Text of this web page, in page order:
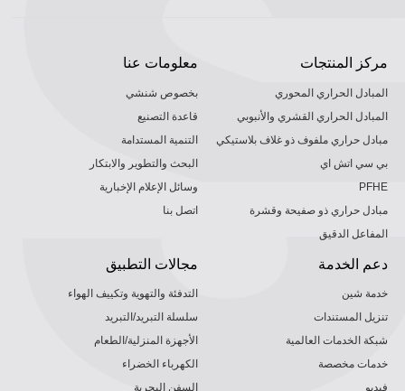
معلومات عنا
بخصوص شنشي
قاعدة التصنيع
التنمية المستدامة
البحث والتطوير والابتكار
وسائل الإعلام الإخبارية
اتصل بنا
مركز المنتجات
المبادل الحراري المحوري
المبادل الحراري القشري والأنبوبي
مبادل حراري ملفوف ذو غلاف بلاستيكي
بي سي اتش اي
PFHE
مبادل حراري ذو صفيحة وقشرة
المفاعل الدقيق
مجالات التطبيق
التدفئة والتهوية وتكييف الهواء
سلسلة التبريد/التبريد
الأجهزة المنزلية/الطعام
الكهرباء الخضراء
السفن البحرية
دعم الخدمة
خدمة شين
تنزيل المستندات
شبكة الخدمات العالمية
خدمات مخصصة
فيديو